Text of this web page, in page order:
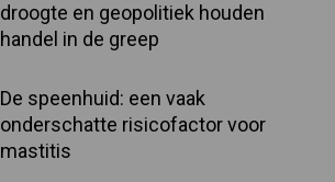
droogte en geopolitiek houden
handel in de greep
De speenhuid: een vaak
onderschatte risicofactor voor
mastitis